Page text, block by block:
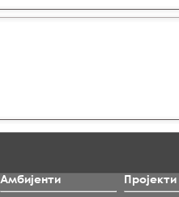
Амбијенти
Пројекти